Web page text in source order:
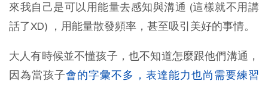
來我自己是可以用能量去感知與溝通 (這樣就不用講
話了XD) ，用能量散發頻率，甚至吸引美好的事情。
大人有時候並不懂孩子，也不知道怎麼跟他們溝通，
因為當孩子會的字彙不多，表達能力也尚需要練習